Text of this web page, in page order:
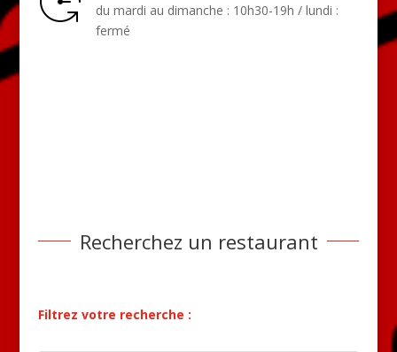
du mardi au dimanche : 10h30-19h / lundi :
fermé
Recherchez un restaurant
Filtrez votre recherche :